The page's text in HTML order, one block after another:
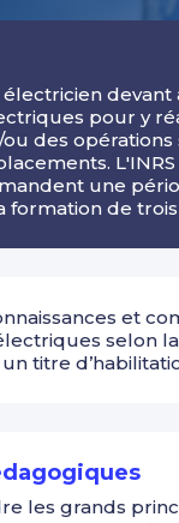
devant
pour y
des opérations
une
formation de trois
et
selon
titre
les grands